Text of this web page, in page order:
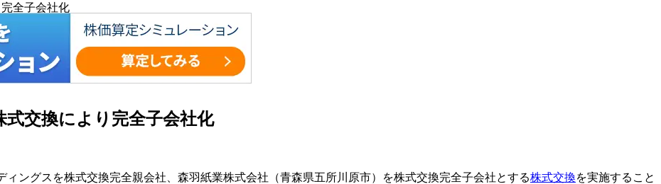
全子会社化
交換により完全子会社化
ングスを株式交換完全親会社、森羽紙業株式会社（青森県五所川原市）を株式交換完全子会社とする株式交換を実施すること